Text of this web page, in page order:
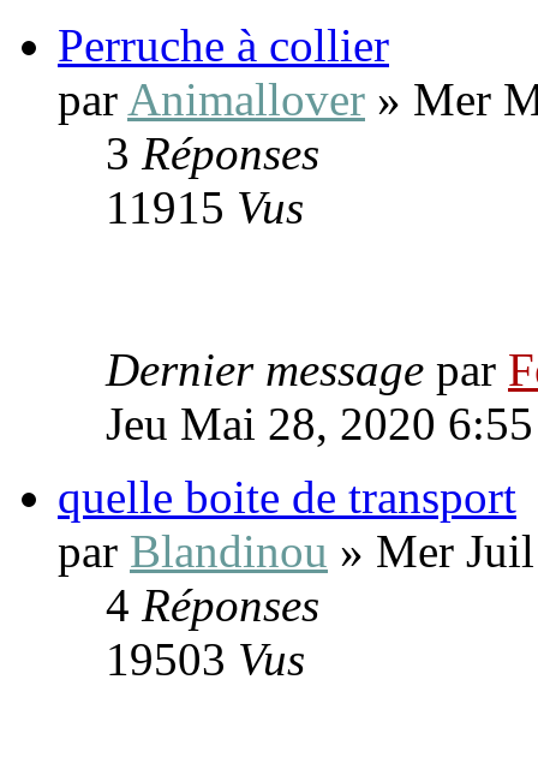
Perruche à collier
par Animallover » Mer
3 Réponses
11915 Vus
Dernier message par
Jeu Mai 28, 2020
quelle boite de transport
par Blandinou » Mer
4 Réponses
19503 Vus